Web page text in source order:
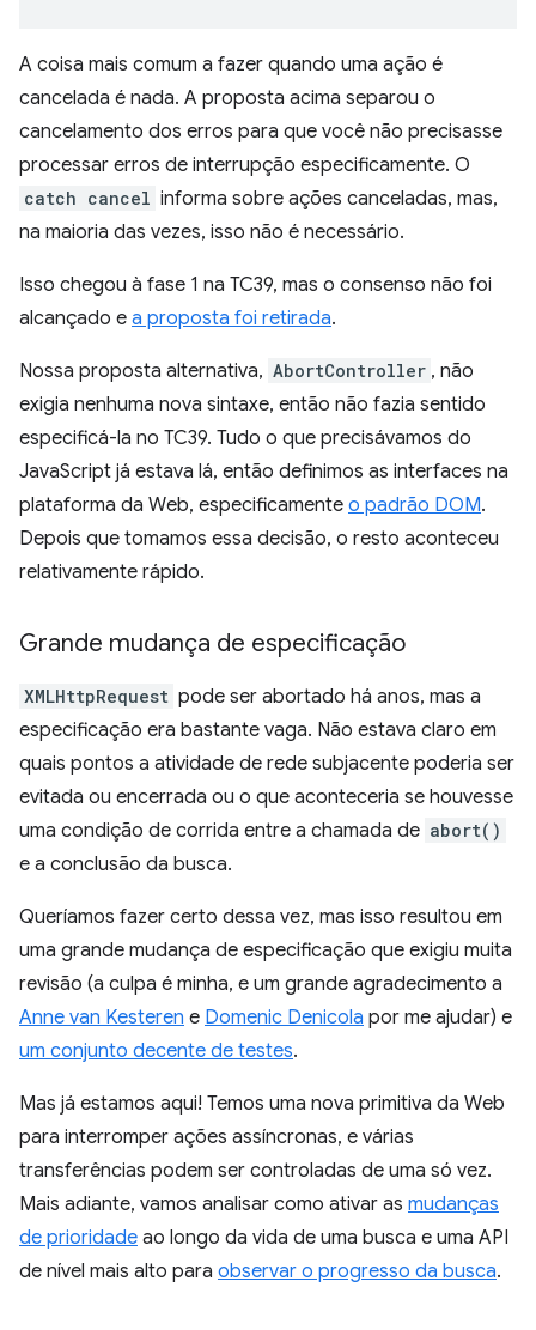
A coisa mais comum a fazer quando uma ação é
cancelada é nada. A proposta acima separou o
cancelamento dos erros para que você não precisasse
processar erros de interrupção especificamente. O
catch cancel informa sobre ações canceladas, mas,
na maioria das vezes, isso não é necessário.
Isso chegou à fase 1 na TC39, mas o consenso não foi
alcançado e a proposta foi retirada.
Nossa proposta alternativa, AbortController , não
exigia nenhuma nova sintaxe, então não fazia sentido
especificá-la no TC39. Tudo o que precisávamos do
JavaScript já estava lá, então definimos as interfaces na
plataforma da Web, especificamente o padrão DOM.
Depois que tomamos essa decisão, o resto aconteceu
relativamente rápido.
Grande mudança de especificação
XMLHttpRequest pode ser abortado há anos, mas a
especificação era bastante vaga. Não estava claro em
quais pontos a atividade de rede subjacente poderia ser
evitada ou encerrada ou o que aconteceria se houvesse
uma condição de corrida entre a chamada de abort()
e a conclusão da busca.
Queríamos fazer certo dessa vez, mas isso resultou em
uma grande mudança de especificação que exigiu muita
revisão (a culpa é minha, e um grande agradecimento a
Anne van Kesteren e Domenic Denicola por me ajudar) e
um conjunto decente de testes.
Mas já estamos aqui! Temos uma nova primitiva da Web
para interromper ações assíncronas, e várias
transferências podem ser controladas de uma só vez.
Mais adiante, vamos analisar como ativar as mudanças
de prioridade ao longo da vida de uma busca e uma API
de nível mais alto para observar o progresso da busca.